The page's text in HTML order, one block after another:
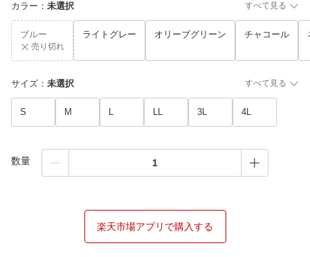
カラー ： 未選択 すべて見る
ブルー
売り切れ
ライトグレー オリーブグリーン チャコール
サイズ ： 未選択 すべて見る
S M L LL 3L 4L
数量
楽天市場アプリで購入する